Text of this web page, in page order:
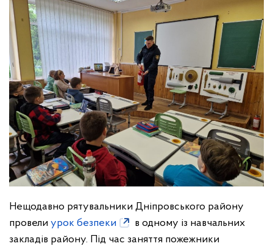
Нещодавно рятувальники Дніпровського району
провели урок безпеки
в одному із навчальних
закладів району. Під час заняття пожежники